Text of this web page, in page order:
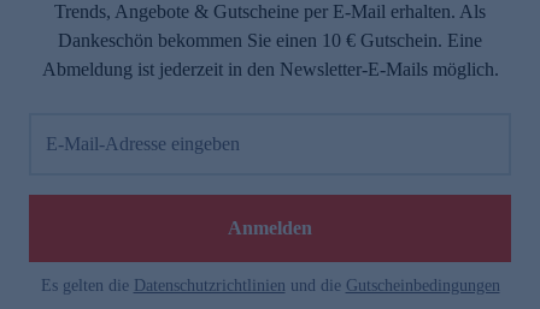
Trends, Angebote & Gutscheine per E-Mail erhalten. Als
Dankeschön bekommen Sie einen 10 € Gutschein. Eine
Abmeldung ist jederzeit in den Newsletter-E-Mails möglich.
E-Mail-Adresse eingeben
Anmelden
Es gelten die Datenschutzrichtlinien und die Gutscheinbedingungen